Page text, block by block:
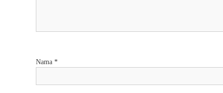
Nama *